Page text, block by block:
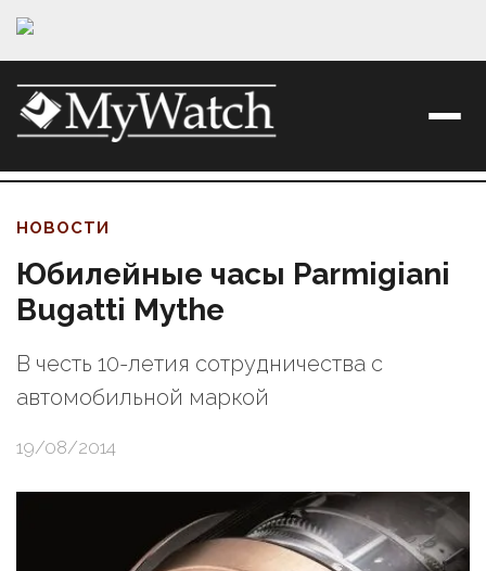
НОВОСТИ
Юбилейные часы Parmigiani
Bugatti Mythe
В честь 10-летия сотрудничества с
автомобильной маркой
19/08/2014